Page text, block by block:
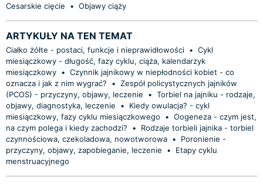
Cesarskie cięcie
• Objawy ciąży
ARTYKUŁY NA TEN TEMAT
Ciałko żółte - postaci, funkcje i nieprawidłowości • Cykl
miesiączkowy - długość, fazy cyklu, ciąża, kalendarzyk
miesiączkowy • Czynnik jajnikowy w niepłodności kobiet - co
oznacza i jak z nim wygrać?
• Zespół policystycznych jajników
(PCOS) - przyczyny, objawy, leczenie
• Torbiel na jajniku - rodzaje,
objawy, diagnostyka, leczenie
•
Kiedy owulacja? - cykl
miesiączkowy, fazy cyklu miesiączkowego
• Oogeneza - czym jest,
na czym polega i kiedy zachodzi?
•
Rodzaje torbieli jajnika - torbiel
czynnościowa, czekoladowa, nowotworowa •
Poronienie -
przyczyny, objawy, zapobieganie, leczenie
•
Etapy cyklu
menstruacyjnego